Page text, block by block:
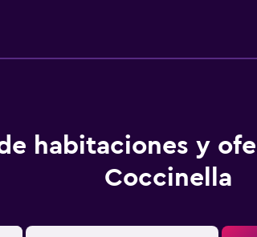
habitaciones y
Coccinella